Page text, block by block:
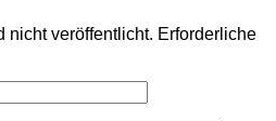
nicht veröffentlicht. Erforderliche